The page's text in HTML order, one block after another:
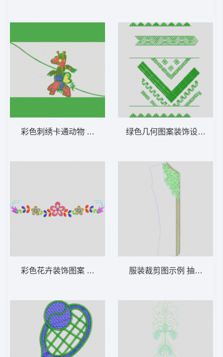
彩色刺绣卡通动物 长颈鹿
彩色花卉装饰图案 童小花
绿色几何图案装饰设计 抽
服装裁剪图示例 抽象包针